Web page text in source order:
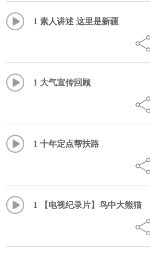
1 素人讲述 这里是新疆
1 大气宣传回顾
1 十年定点帮扶路
1 【电视纪录片】鸟中大熊猫